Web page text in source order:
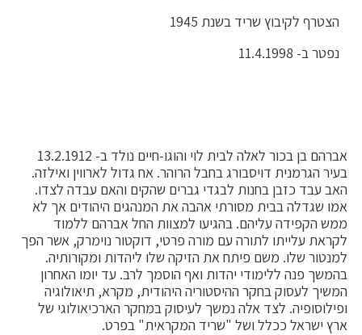
הצטרף לקיבוץ שריד בשנת 1945
נפטר ב- 11.4.1998
אברהם בן בכור לאלה לבית לוי והוגו-חיים נולד ב- 13.2.1912
בעיר הגרמנית דויסבורג בחבל הרוהר. אח גדול לארווין ואילזה.
האב עבד כזבן בחנות לבגדי גברים שהקים והאם עבדה לצדו.
אמו שגדלה בבית מסורתי אהבה את המנהגים היהודים אך לא
ממש הקפידה עליהם. בהגיעו למצוות החל אברהם ללמוד
לקראת עלייתו לתורה עם מורה פרטי, דוקטור נוימרק, אשר הפך
למנטור שלו. משם פיתח את הזיקה שלו ליהדות ומקורותיה.
בהמשך פנה ללימודי יהדות ואף הוסמך לרב. עד יומו האחרון
המשיך לעסוק בחקר ההיסטוריה היהודית, מקרא, תיאולוגיה
ופילוסופיה. לצד אלה נמשך לעיסוק במחקר הארכיאולוגי של
ארץ ישראל ככלל ושל "שריד המקראית" בפרט.